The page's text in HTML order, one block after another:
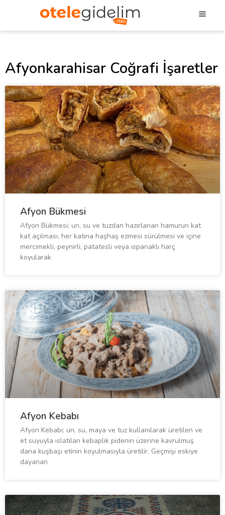
Afyonkarahisar Coğrafi İşaretler
Afyon Bükmesi
Afyon Bükmesi; un, su ve tuzdan hazırlanan hamurun kat
kat açılması, her katına haşhaş ezmesi sürülmesi ve içine
mercimekli, peynirli, patatesli veya ıspanaklı harç
koyularak
Afyon Kebabı
Afyon Kebabı; un, su, maya ve tuz kullanılarak üretilen ve
et suyuyla ıslatılan kebaplık pidenin üzerine kavrulmuş
dana kuşbaşı etinin koyulmasıyla üretilir. Geçmişi eskiye
dayanan